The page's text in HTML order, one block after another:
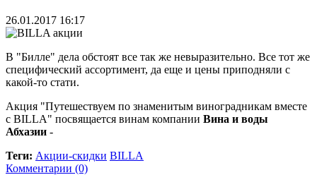
26.01.2017 16:17
В "Билле" дела обстоят все так же невыразительно. Все тот же
специфический ассортимент, да еще и цены приподняли с
какой-то стати.
Акция "Путешествуем по знаменитым виноградникам вместе
с BILLA" посвящается винам компании Вина и воды
Абхазии -
Теги: Акции-скидки BILLA
Комментарии (0)